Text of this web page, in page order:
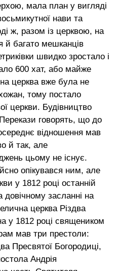
мала план у вигляді
нави та
ж, разом із церквою, на
й багато мешканців
швидко зростало і
600 хат, або майже
церква вже була не
тому постало
церкви. Будівництво
говорять, що до
відношення мав
й так, але
цьому не існує.
опікувався ним, але
у 1812 році останній
засланні на
церква Різдва
у 1812 році священиком
мав три престоли:
Пресвятої Богородиці,
Андрія